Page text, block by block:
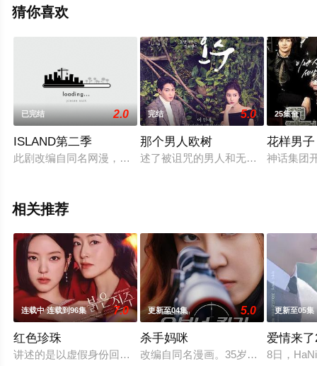
相关信息可移步至豆瓣电视剧、电视猫或剧情网等平台了
猜你喜欢
已完结 2.0
ISLAND第二季
此剧改编自同名网漫，讲述不得不和毁灭世界的邪恶势力对抗
完结 5.0
那个男人欧树
述了被诅咒的男人和无法解开诅咒的
25集全
花样男子
神话集团
相关推荐
连载中 连载到96集 7.0
红色珍珠
讲述的是以虚假身份回归的两个女人揭开隐藏在阿黛勒家的罪恶
更新至04集 5.0
杀手妈咪
改编自同名漫画。35岁的俞宝娜过着
更新至05集
爱情来了
8日，